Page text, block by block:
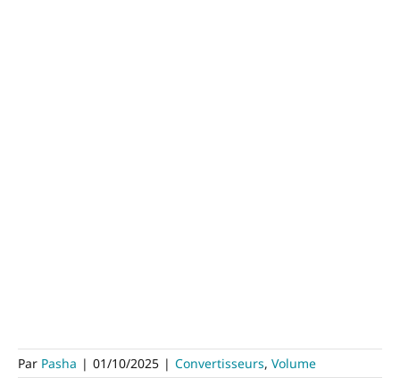
Par Pasha | 01/10/2025 | Convertisseurs, Volume